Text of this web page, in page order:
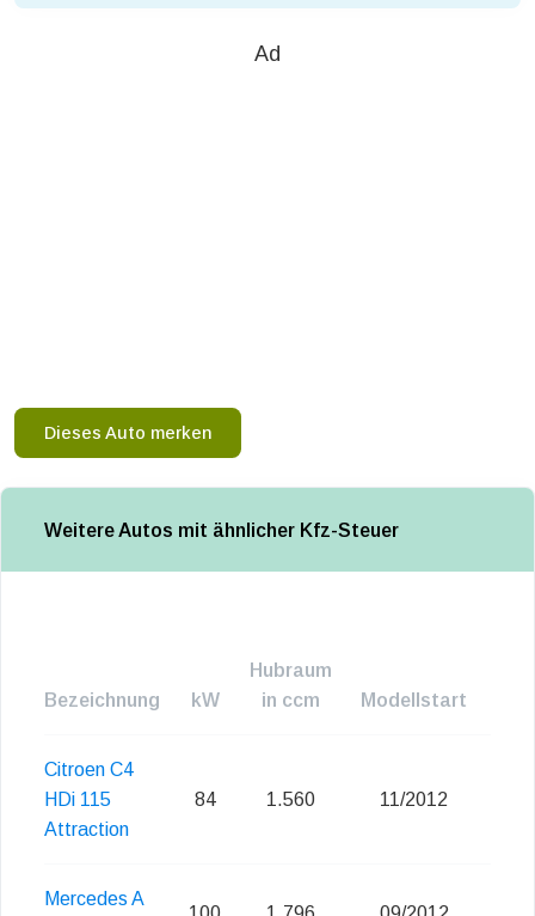
Ad
Dieses Auto merken
Weitere Autos mit ähnlicher Kfz-Steuer
Bezeichnung kW
Hubraum
in ccm
Modellstart
Citroen C4
HDi 115
Attraction
84 1.560 11/2012
Mercedes A